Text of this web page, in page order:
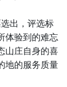
出，评选标
体验到的难忘
山庄自身的喜
地的服务质量